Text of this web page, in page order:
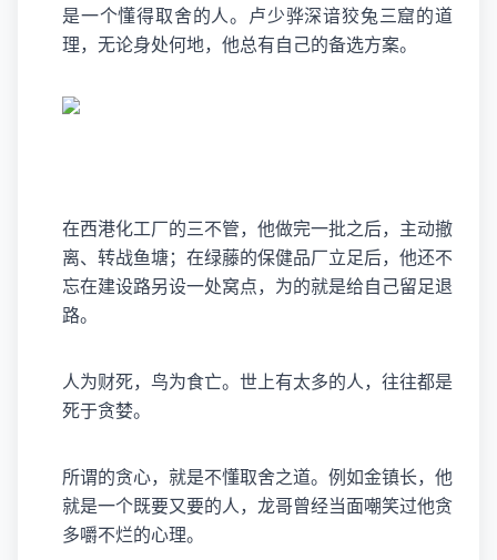
是一个懂得取舍的人。卢少骅深谙狡兔三窟的道
理，无论身处何地，他总有自己的备选方案。
在西港化工厂的三不管，他做完一批之后，主动撤
离、转战鱼塘；在绿藤的保健品厂立足后，他还不
忘在建设路另设一处窝点，为的就是给自己留足退
路。
人为财死，鸟为食亡。世上有太多的人，往往都是
死于贪婪。
所谓的贪心，就是不懂取舍之道。例如金镇长，他
就是一个既要又要的人，龙哥曾经当面嘲笑过他贪
多嚼不烂的心理。